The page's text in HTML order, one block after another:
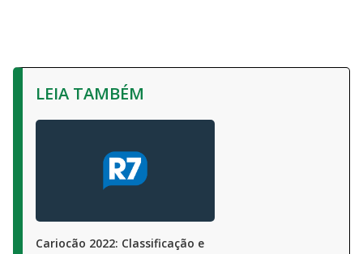
LEIA TAMBÉM
Cariocão 2022: Classificação e